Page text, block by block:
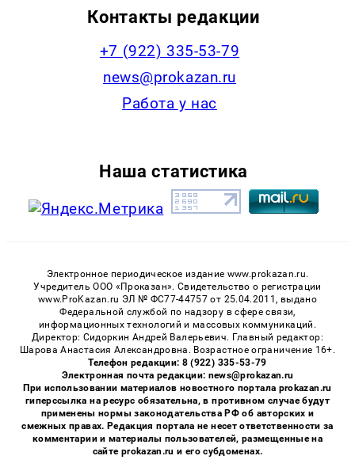
Контакты редакции
+7 (922) 335-53-79
news@prokazan.ru
Работа у нас
Наша статистика
Электронное периодическое издание www.prokazan.ru.
Учредитель ООО «Проказан». Cвидетельство о регистрации
www.ProKazan.ru ЭЛ № ФС77-44757 от 25.04.2011, выдано
Федеральной службой по надзору в сфере связи,
информационных технологий и массовых коммуникаций.
Директор: Сидоркин Андрей Валерьевич. Главный редактор:
Шарова Анастасия Александровна. Возрастное ограничение 16+.
Телефон редакции: 8 (922) 335-53-79
Электронная почта редакции: news@prokazan.ru
При использовании материалов новостного портала prokazan.ru
гиперссылка на ресурс обязательна, в противном случае будут
применены нормы законодательства РФ об авторских и
смежных правах. Редакция портала не несет ответственности за
комментарии и материалы пользователей, размещенные на
сайте prokazan.ru и его субдоменах.